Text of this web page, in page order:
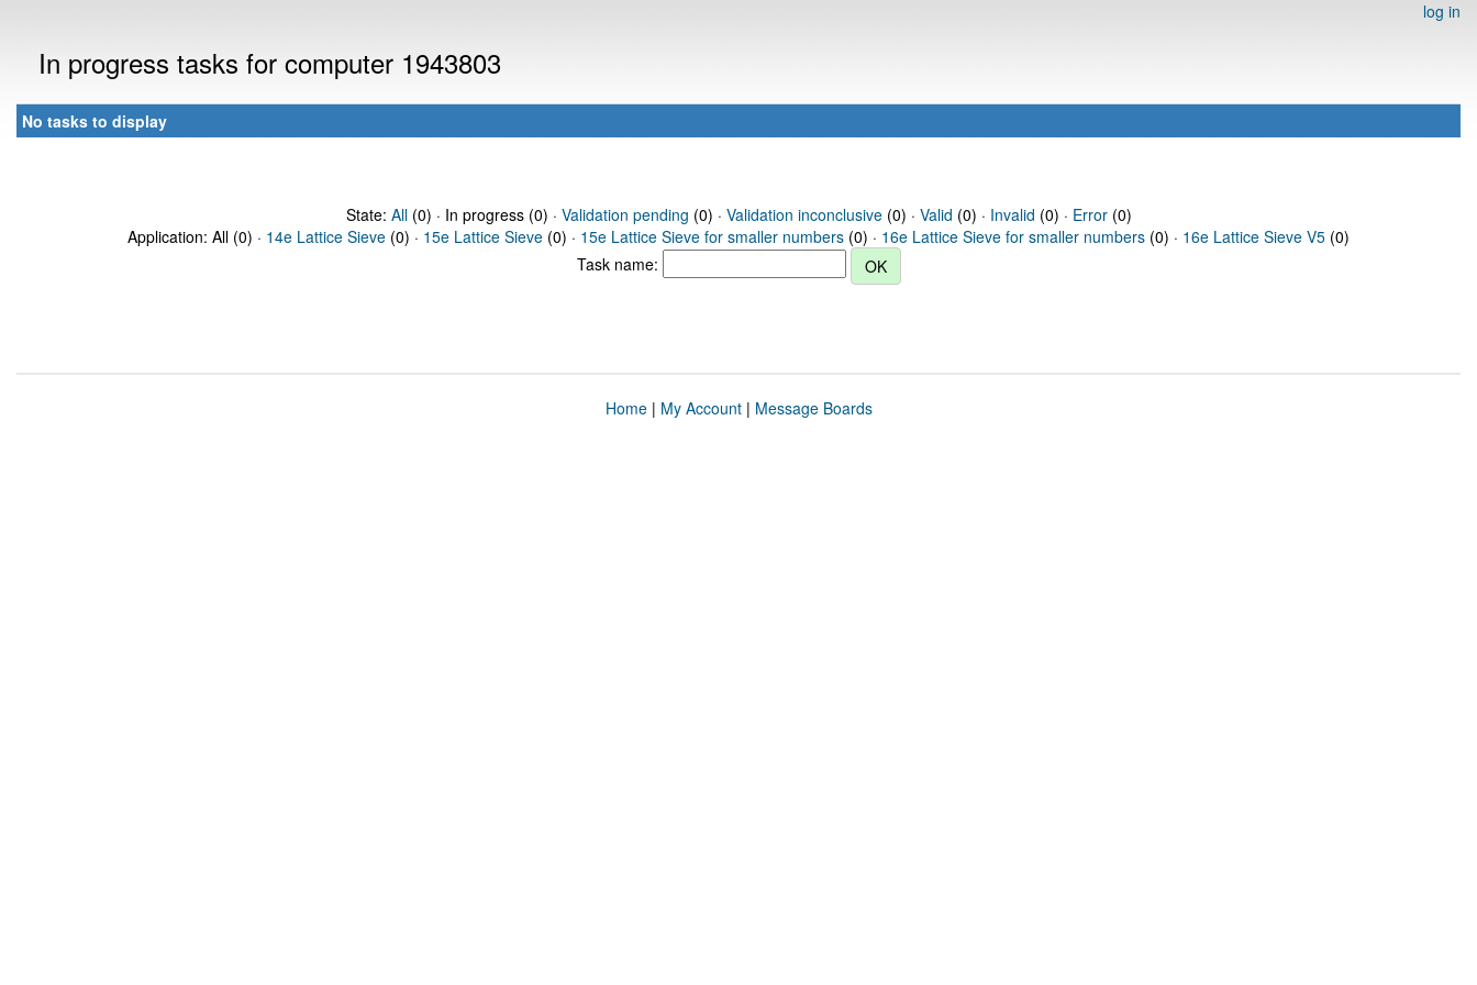
log in
In progress tasks for computer 1943803
No tasks to display
State: All(0) · In progress (0) · Validation pending (0) · Validation inconclusive(0) · Valid (0) · Invalid (0) · Error(0)
Application: All (0) · 14e Lattice Sieve (0) · 15e Lattice Sieve (0) · 15e Lattice Sieve for smaller numbers (0) · 16e Lattice Sieve for smaller numbers (0) · 16e Lattice Sieve V5 (0)
Task name:
Home| My Account| Message Boards